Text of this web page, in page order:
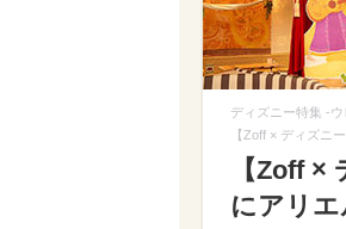
ディズニー特集 -
【Zoff × ディズニ
【Zoff ×
にアリエ